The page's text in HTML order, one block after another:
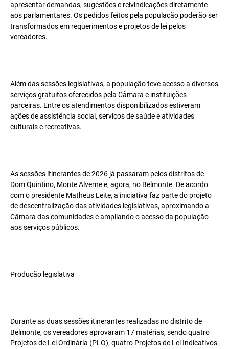
apresentar demandas, sugestões e reivindicações diretamente
aos parlamentares. Os pedidos feitos pela população poderão ser
transformados em requerimentos e projetos de lei pelos
vereadores.
Além das sessões legislativas, a população teve acesso a diversos
serviços gratuitos oferecidos pela Câmara e instituições
parceiras. Entre os atendimentos disponibilizados estiveram
ações de assistência social, serviços de saúde e atividades
culturais e recreativas.
As sessões itinerantes de 2026 já passaram pelos distritos de
Dom Quintino, Monte Alverne e, agora, no Belmonte. De acordo
com o presidente Matheus Leite, a iniciativa faz parte do projeto
de descentralização das atividades legislativas, aproximando a
Câmara das comunidades e ampliando o acesso da população
aos serviços públicos.
Produção legislativa
Durante as duas sessões itinerantes realizadas no distrito de
Belmonte, os vereadores aprovaram 17 matérias, sendo quatro
Projetos de Lei Ordinária (PLO), quatro Projetos de Lei Indicativos